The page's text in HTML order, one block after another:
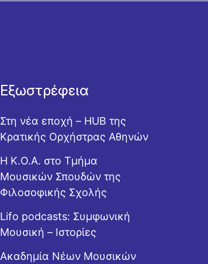
Εξωστρέφεια
Στη νέα εποχή – HUB της
Κρατικής Ορχήστρας Αθηνών
Η Κ.Ο.Α. στο Τμήμα
Μουσικών Σπουδών της
Φιλοσοφικής Σχολής
Lifo podcasts: Συμφωνική
Μουσική – Ιστορίες
Ακαδημία Νέων Μουσικών